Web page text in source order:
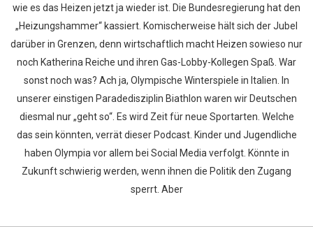
wie es das Heizen jetzt ja wieder ist. Die Bundesregierung hat den
„Heizungshammer“ kassiert. Komischerweise hält sich der Jubel
darüber in Grenzen, denn wirtschaftlich macht Heizen sowieso nur
noch Katherina Reiche und ihren Gas-Lobby-Kollegen Spaß. War
sonst noch was? Ach ja, Olympische Winterspiele in Italien. In
unserer einstigen Paradedisziplin Biathlon waren wir Deutschen
diesmal nur „geht so“. Es wird Zeit für neue Sportarten. Welche
das sein könnten, verrät dieser Podcast. Kinder und Jugendliche
haben Olympia vor allem bei Social Media verfolgt. Könnte in
Zukunft schwierig werden, wenn ihnen die Politik den Zugang
sperrt. Aber